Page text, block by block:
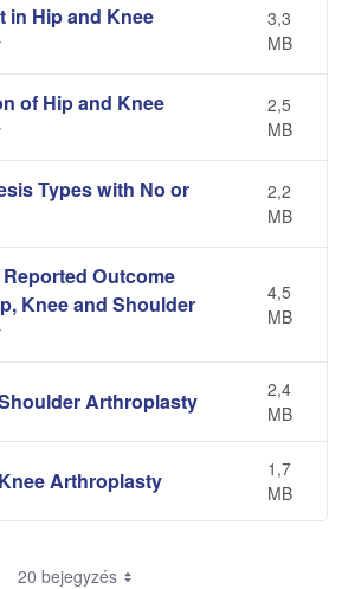
in Hip and Knee
3,3
MB
of Hip and Knee
2,5
MB
Types with No or
2,2
MB
Outcome
Knee and Shoulder
4,5
MB
Arthroplasty
2,4
MB
Arthroplasty
1,7
MB
20 bejegyzés